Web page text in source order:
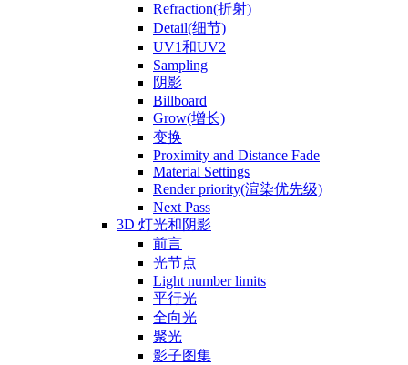
Refraction(折射)
Detail(细节)
UV1和UV2
Sampling
阴影
Billboard
Grow(增长)
变换
Proximity and Distance Fade
Material Settings
Render priority(渲染优先级)
Next Pass
3D 灯光和阴影
前言
光节点
Light number limits
平行光
全向光
聚光
影子图集